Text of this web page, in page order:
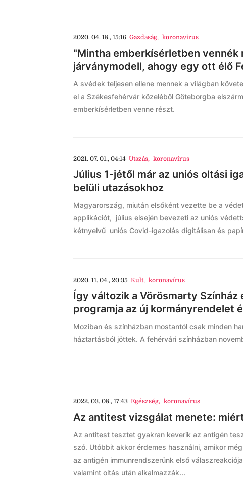
2020. 04. 18., 15:16 Gazdaság, koronavírus
"Mintha emberkísérletben vennék
járványmodell, ahogy egy ott élő
A svédek teljesen ellene mennek a világban
el a Székesfehérvár közeléből Göteborgba
emberkísérletben venne részt.
2021. 07. 01., 04:14 Utazás, koronavírus
Július 1-jétől már az uniós oltási
belüli utazásokhoz
Magyarország, miután elsőként vezette be a
applikációt, július elsején bevezeti az uniós
kétnyelvű uniós Covid-igazolás digitálisan és
2020. 11. 04., 20:35 Kult, koronavírus
Így változik a Vörösmarty Színház
programja az új kormányrendelet
Moziban és színházban mostantól csak minden
háztartásból jöttek. A fehérvári színházban
2022. 03. 08., 17:43 Egészség, koronavírus
Az antitest vizsgálat menete:
Az antitest tesztet gyakran keverik az antigén
szó. Utóbbit akkor érdemes használni, amikor
az antigén immunrendszerünk első
valamint oltás után alkalmazzák...